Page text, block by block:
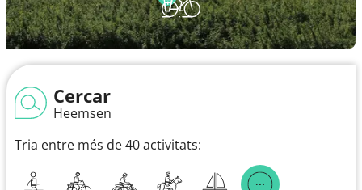
Cercar
Heemsen
Tria entre més de 40 activitats: